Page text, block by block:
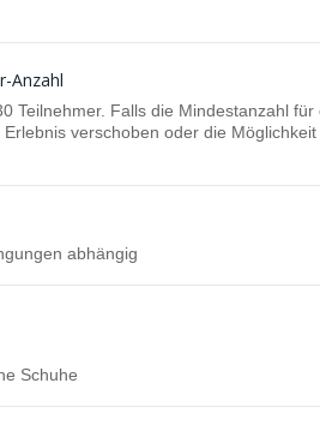
Anzahl
Teilnehmer. Falls die Mindestanzahl
verschoben oder die
abhängig
Schuhe